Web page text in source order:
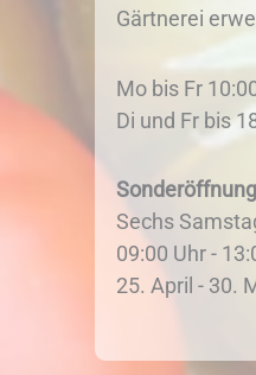
Gärtnerei
Mo bis Fr
Di und Fr bis
Sechs
09:00 Uhr -
25. April - 30.